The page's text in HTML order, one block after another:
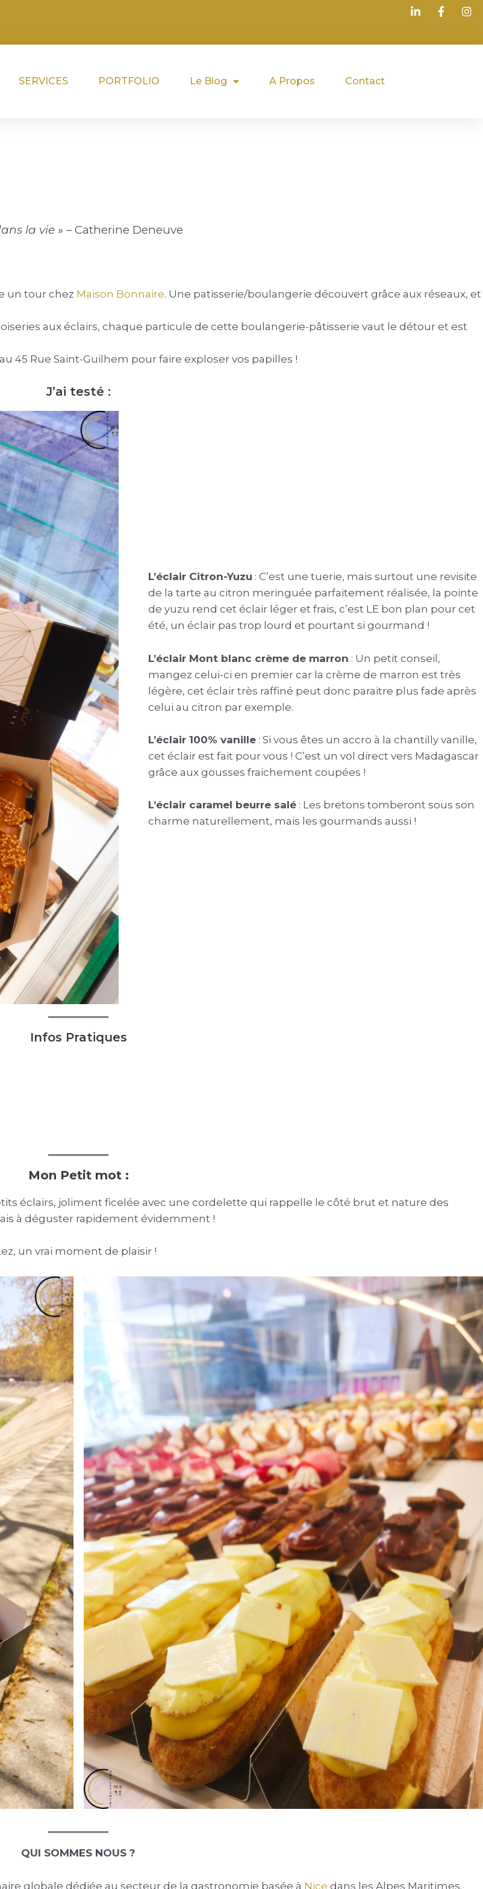
SERVICES PORTFOLIO Le Blog A Propos Contact
la vie » – Catherine Deneuve
un tour chez Maison Bonnaire. Une patisserie/boulangerie découvert grâce aux réseaux, et
aux éclairs, chaque particule de cette boulangerie-pâtisserie vaut le détour et est
45 Rue Saint-Guilhem pour faire exploser vos papilles !
J’ai testé :
L’éclair Citron-Yuzu : C’est une tuerie, mais surtout une revisite
de la tarte au citron meringuée parfaitement réalisée, la pointe
de yuzu rend cet éclair léger et frais, c’est LE bon plan pour cet
été, un éclair pas trop lourd et pourtant si gourmand !
L’éclair Mont blanc crème de marron : Un petit conseil,
mangez celui-ci en premier car la crème de marron est très
légère, cet éclair très raffiné peut donc paraitre plus fade après
celui au citron par exemple.
L’éclair 100% vanille: Si vous êtes un accro à la chantilly vanille,
cet éclair est fait pour vous ! C’est un vol direct vers Madagascar
grâce aux gousses fraichement coupées !
L’éclair caramel beurre salé: Les bretons tomberont sous son
charme naturellement, mais les gourmands aussi !
Infos Pratiques
Mon Petit mot :
éclairs, joliment ficelée avec une cordelette qui rappelle le côté brut et nature des
à déguster rapidement évidemment !
un vrai moment de plaisir !
QUI SOMMES NOUS ?
globale dédiée au secteur de la gastronomie basée à Nice dans les Alpes Maritimes.